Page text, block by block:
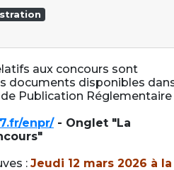
aux concours sont
documents disponibles
Publication Réglementaire
enpr/- Onglet "La
: Jeudi 12 mars 2026 à la